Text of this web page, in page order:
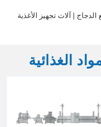
| آلات تجهيز الأغذية
الغذائية